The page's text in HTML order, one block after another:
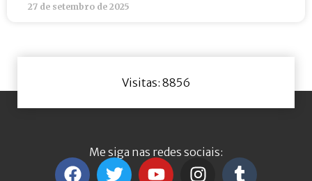
27 de setembro de 2025
Visitas: 8856
Me siga nas redes sociais: